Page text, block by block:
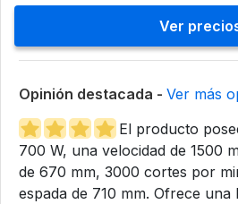
Ver
Opinión destacada - Ver más
El producto
700 W, una velocidad de 1500
de 670 mm, 3000 cortes por
espada de 710 mm. Ofrece una